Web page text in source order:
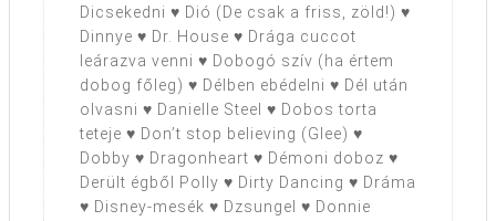
Dicsekedni ♥ Dió (De csak a friss, zöld!) ♥
Dinnye ♥ Dr. House ♥ Drága cuccot
leárazva venni ♥ Dobogó szív (ha értem
dobog főleg) ♥ Délben ebédelni ♥ Dél után
olvasni ♥ Danielle Steel ♥ Dobos torta
teteje ♥ Don’t stop believing (Glee) ♥
Dobby ♥ Dragonheart ♥ Démoni doboz ♥
Derült égből Polly ♥ Dirty Dancing ♥ Dráma
♥ Disney-mesék ♥ Dzsungel ♥ Donnie